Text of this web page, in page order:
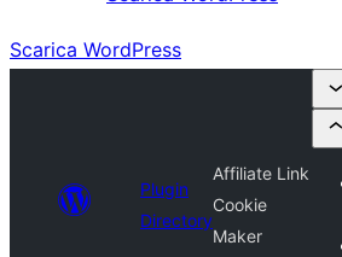
Scarica WordPress
Plugin
Directory
Affiliate Link
Cookie
Maker